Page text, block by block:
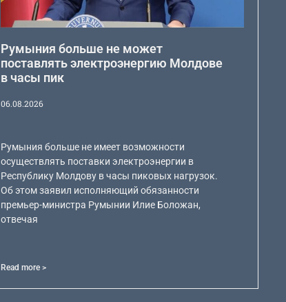
Румыния больше не может
поставлять электроэнергию Молдове
в часы пик
06.08.2026
Румыния больше не имеет возможности
осуществлять поставки электроэнергии в
Республику Молдову в часы пиковых нагрузок.
Об этом заявил исполняющий обязанности
премьер-министра Румынии Илие Боложан,
отвечая
Read more >